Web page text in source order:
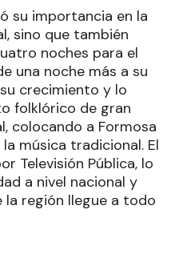
su importancia en la
sino que también
noches para el
una noche más a su
crecimiento y lo
folklórico de gran
colocando a Formosa
música tradicional. El
Televisión Pública, lo
a nivel nacional y
región llegue a todo